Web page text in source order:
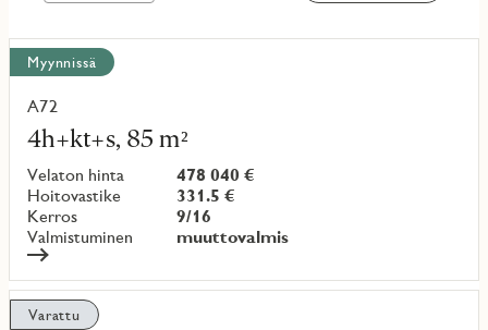
Näytä
kaikki
kohteet
Myynnissä
A72
4h+kt+s, 85 m²
Velaton hinta
478 040 €
Hoitovastike
331.5 €
Kerros
9/16
Valmistuminen
muuttovalmis
Lue
lisää
kohteesta
Varattu